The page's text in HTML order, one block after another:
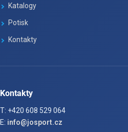
Katalogy
Potisk
Kontakty
Kontakty
T: +420 608 529 064
E: info@josport.cz